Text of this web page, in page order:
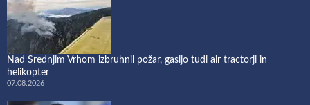
Nad Srednjim Vrhom izbruhnil požar, gasijo tudi air tractorji in
helikopter
07.08.2026